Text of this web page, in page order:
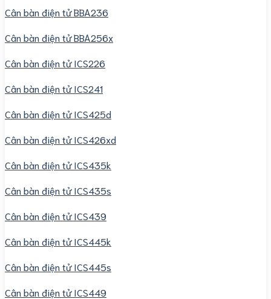
Cân bàn điện tử BBA236
Cân bàn điện tử BBA256x
Cân bàn điện tử ICS226
Cân bàn điện tử ICS241
Cân bàn điện tử ICS425d
Cân bàn điện tử ICS426xd
Cân bàn điện tử ICS435k
Cân bàn điện tử ICS435s
Cân bàn điện tử ICS439
Cân bàn điện tử ICS445k
Cân bàn điện tử ICS445s
Cân bàn điện tử ICS449